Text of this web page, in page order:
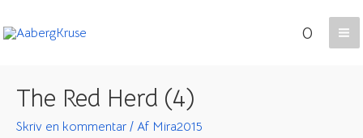
til
0
The Red Herd (4)
Skriv en kommentar / Af Mira2015